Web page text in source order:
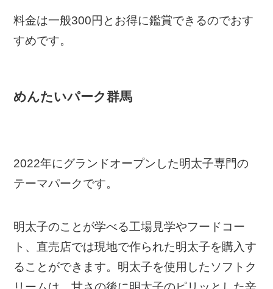
料金は一般300円とお得に鑑賞できるのでおす
すめです。
めんたいパーク群馬
2022年にグランドオープンした明太子専門の
テーマパークです。
明太子のことが学べる工場見学やフードコー
ト、直売店では現地で作られた明太子を購入す
ることができます。明太子を使用したソフトク